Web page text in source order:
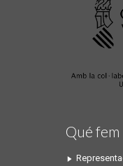
Qué fem